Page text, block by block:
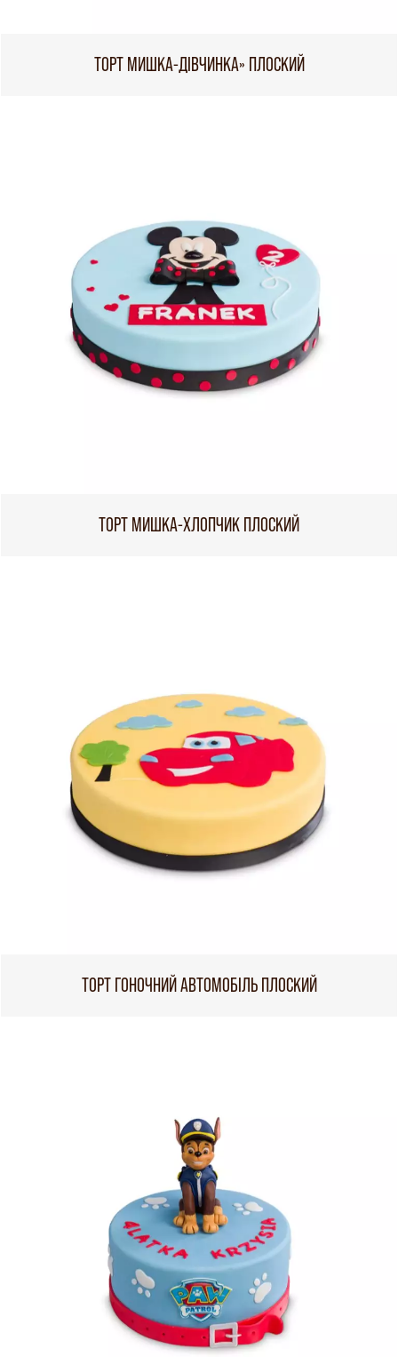
ТОРТ МИШКА-ДІВЧИНКА» ПЛОСКИЙ
ТОРТ МИШКА-ХЛОПЧИК ПЛОСКИЙ
ТОРТ ГОНОЧНИЙ АВТОМОБІЛЬ ПЛОСКИЙ